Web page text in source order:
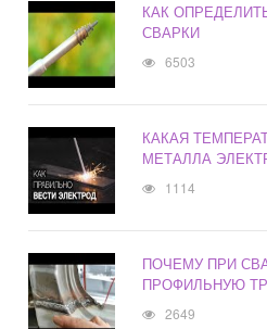
КАК
СВАРКИ
6503
КАКАЯ
МЕТАЛЛА
1114
ПОЧЕМУ ПРИ
ПРОФИЛЬНУЮ
2649